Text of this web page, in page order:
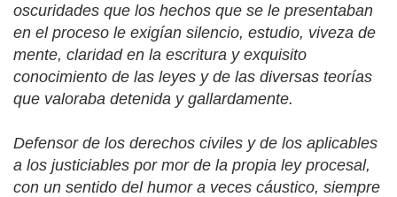
oscuridades que los hechos que se le presentaban
en el proceso le exigían silencio, estudio, viveza de
mente, claridad en la escritura y exquisito
conocimiento de las leyes y de las diversas teorías
que valoraba detenida y gallardamente.
Defensor de los derechos civiles y de los aplicables
a los justiciables por mor de la propia ley procesal,
con un sentido del humor a veces cáustico, siempre